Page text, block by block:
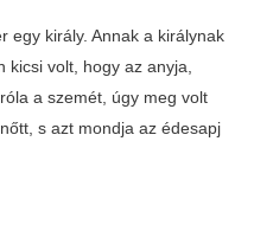
egy király. Annak a királynak
kicsi volt, hogy az anyja,
a szemét, úgy meg volt
s azt mondja az édesapj